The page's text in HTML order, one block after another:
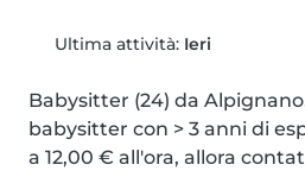
Ultima attività: Ieri
Babysitter (24) da
babysitter con > 3 anni di
a 12,00 € all'ora, allora